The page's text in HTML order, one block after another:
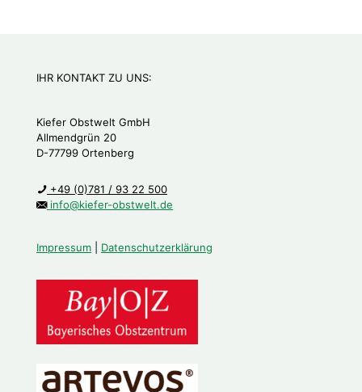
IHR KONTAKT ZU UNS:
Kiefer Obstwelt GmbH
Allmendgrün 20
D-77799 Ortenberg
+49 (0)781 / 93 22 500
info@kiefer-obstwelt.de
Impressum Datenschutzerklärung